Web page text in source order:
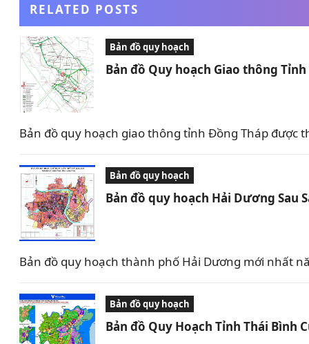
RELATED POSTS
Bản đồ quy hoạch
Bản đồ Quy hoạch Giao thông
Bản đồ quy hoạch giao thông tỉnh Đồng Tháp
Bản đồ quy hoạch
Bản đồ quy hoạch Hải Dương Sau
Bản đồ quy hoạch thành phố Hải Dương mới nhất
Bản đồ quy hoạch
Bản đồ Quy Hoạch Tỉnh Thái Bình